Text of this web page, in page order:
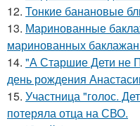
12. Тонкие банановые
13. Маринованные
маринованных
14. "А Старшие Дети не
день рождения
15. Участница "голос.
потеряла отца на СВО.